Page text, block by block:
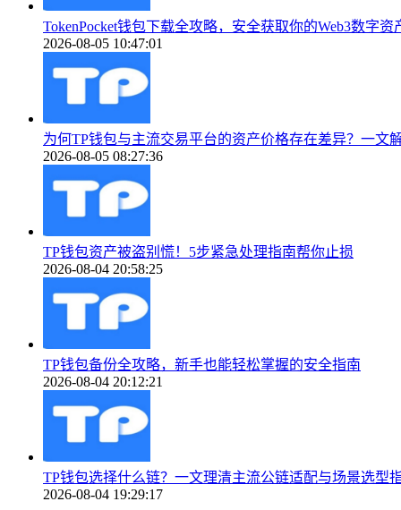
TokenPocket钱包下载全攻略，安全获取你的Web3数字资
2026-08-05 10:47:01
为何TP钱包与主流交易平台的资产价格存在差异？一文
2026-08-05 08:27:36
TP钱包资产被盗别慌！5步紧急处理指南帮你止损
2026-08-04 20:58:25
TP钱包备份全攻略，新手也能轻松掌握的安全指南
2026-08-04 20:12:21
TP钱包选择什么链？一文理清主流公链适配与场景选型
2026-08-04 19:29:17